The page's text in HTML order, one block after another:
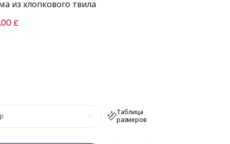
из хлопкового твила
£
Таблица
размеров